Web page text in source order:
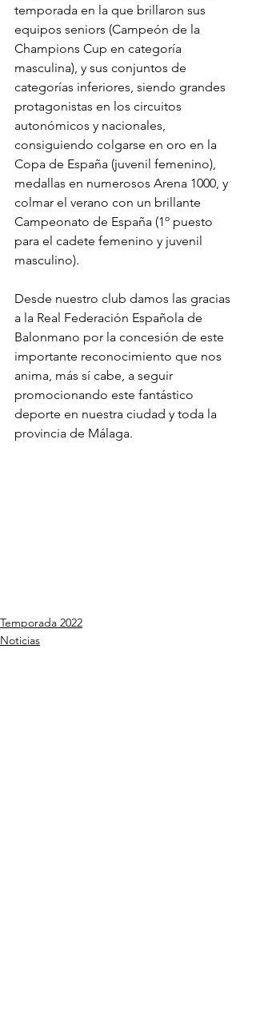
temporada en la que brillaron sus
equipos seniors (Campeón de la
Champions Cup en categoría
masculina), y sus conjuntos de
categorías inferiores, siendo grandes
protagonistas en los circuitos
autonómicos y nacionales,
consiguiendo colgarse en oro en la
Copa de España (juvenil femenino),
medallas en numerosos Arena 1000, y
colmar el verano con un brillante
Campeonato de España (1º puesto
para el cadete femenino y juvenil
masculino).
Desde nuestro club damos las gracias
a la Real Federación Española de
Balonmano por la concesión de este
importante reconocimiento que nos
anima, más sí cabe, a seguir
promocionando este fantástico
deporte en nuestra ciudad y toda la
provincia de Málaga.
Temporada 2022
Noticias